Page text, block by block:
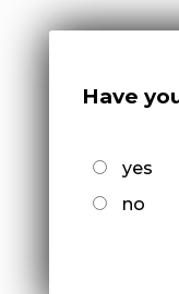
Have
yes
no